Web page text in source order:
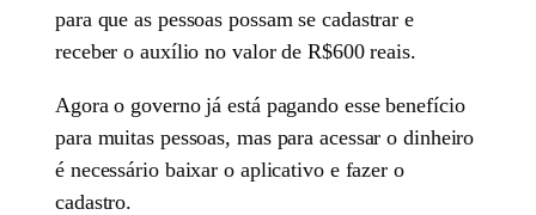
para que as pessoas possam se cadastrar e
receber o auxílio no valor de R$600 reais.
Agora o governo já está pagando esse benefício
para muitas pessoas, mas para acessar o dinheiro
é necessário baixar o aplicativo e fazer o
cadastro.